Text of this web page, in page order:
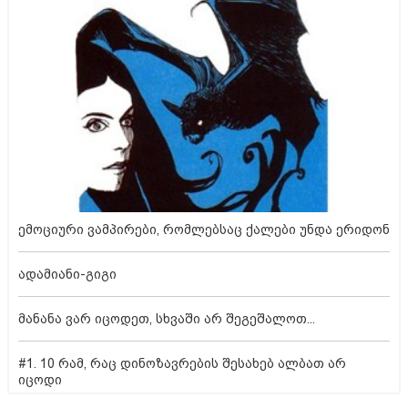
ემოციური ვამპირები, რომლებსაც ქალები უნდა ერიდონ
ადამიანი-გიგი
მანანა ვარ იცოდეთ, სხვაში არ შეგეშალოთ...
#1. 10 რამ, რაც დინოზავრების შესახებ ალბათ არ
იცოდი